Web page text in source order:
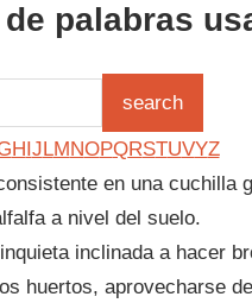
palabras
HIJLMNOPQRSTUVYZ
en una cuchilla
a nivel del suelo.
inclinada a hacer
huertos, aprovecharse